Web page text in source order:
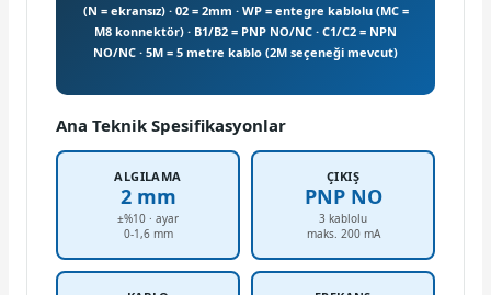
(N = ekransız) · 02 = 2mm · WP = entegre kablolu (MC =
M8 konnektör) · B1/B2 = PNP NO/NC · C1/C2 = NPN
NO/NC · 5M = 5 metre kablo (2M seçeneği mevcut)
Ana Teknik Spesifikasyonlar
ALGILAMA
2 mm
±%10 · ayar
0-1,6 mm
ÇIKIŞ
PNP NO
3 kablolu
maks. 200 mA